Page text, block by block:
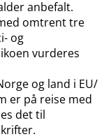
anbefalt.
omtrent tre
og
vurderes
og land i EU​/​
er på reise med
det til